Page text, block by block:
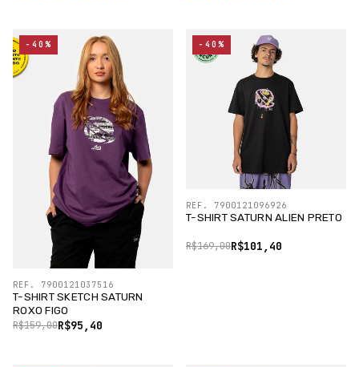
T-SHIRT SKETCH SATURN
ROXO FIGO
R$95,40
R$159,00
REF. 7900121037516
-40%
T-SHIRT SATURN ALIEN PRETO
R$101,40
R$169,00
REF. 7900121096926
-40%